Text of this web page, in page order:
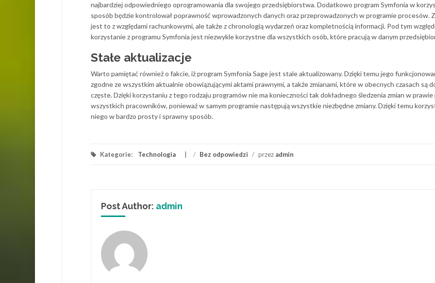
najbardziej odpowiedniego oprogramowania dla swojego przedsiębiorstwa. Dodatkowo program Symfonia w
sposób będzie kontrolował poprawność wprowadzonych danych oraz przeprowadzonych w programie procesów.
jest to z względami rachunkowymi, ale także z chronologią wydarzeń oraz kompletnością informacji. Pod tym
korzystanie z programu Symfonia jest niezwykle korzystne dla wszystkich osób, które pracują w danym
Stałe aktualizacje
Warto pamiętać również o fakcie, iż program Symfonia Sage jest stale aktualizowany. Dzięki temu jego
zgodne ze wszystkim aktualnie obowiązującymi aktami prawnymi, a także zmianami, które w obecnych czasach są
częste. Dzięki korzystaniu z tego rodzaju programów nie ma konieczności tak dokładnego śledzenia zmian w prawie
wszystkich pracowników, ponieważ w samym programie następują wszystkie niezbędne zmiany. Dzięki temu
niego w bardzo prosty i sprawny sposób.
Kategorie: Technologia / Bez odpowiedzi / przez admin
Post Author: admin